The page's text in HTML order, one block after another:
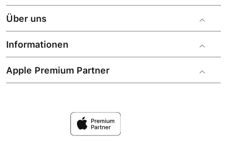
Über uns
Informationen
Apple Premium Partner